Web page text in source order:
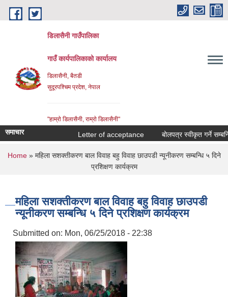
Skip to main content
डिलासैनी गाउँपालिका
गाउँ कार्यपालिकाको कार्यालय
डिलासैनी, बैतडी
सुदूरपश्चिम प्रदेश, नेपाल
"हाम्राे डिलासैनी, राम्राे डिलासैनी"
समाचार Letter of acceptance बोलपत्र स्वीकृत गर्ने सम्बन्धि
You are here
Home» महिला सशक्तीकरण बाल विवाह बहु विवाह छाउपडी न्यूनीकरण सम्बन्धि ५ दिने
प्रशिक्षण कार्यक्रम
महिला सशक्तीकरण बाल विवाह बहु विवाह छाउपडी
न्यूनीकरण सम्बन्धि ५ दिने प्रशिक्षण कार्यक्रम
Submitted on: Mon, 06/25/2018 - 22:38